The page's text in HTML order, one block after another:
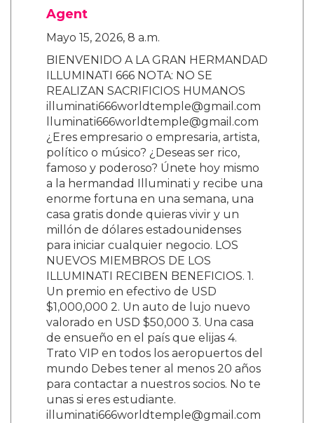
Agent
Mayo 15, 2026, 8 a.m.
BIENVENIDO A LA GRAN HERMANDAD
ILLUMINATI 666 NOTA: NO SE
REALIZAN SACRIFICIOS HUMANOS
illuminati666worldtemple@gmail.com
lluminati666worldtemple@gmail.com
¿Eres empresario o empresaria, artista,
político o músico? ¿Deseas ser rico,
famoso y poderoso? Únete hoy mismo
a la hermandad Illuminati y recibe una
enorme fortuna en una semana, una
casa gratis donde quieras vivir y un
millón de dólares estadounidenses
para iniciar cualquier negocio. LOS
NUEVOS MIEMBROS DE LOS
ILLUMINATI RECIBEN BENEFICIOS. 1.
Un premio en efectivo de USD
$1,000,000 2. Un auto de lujo nuevo
valorado en USD $50,000 3. Una casa
de ensueño en el país que elijas 4.
Trato VIP en todos los aeropuertos del
mundo Debes tener al menos 20 años
para contactar a nuestros socios. No te
unas si eres estudiante.
illuminati666worldtemple@gmail.com